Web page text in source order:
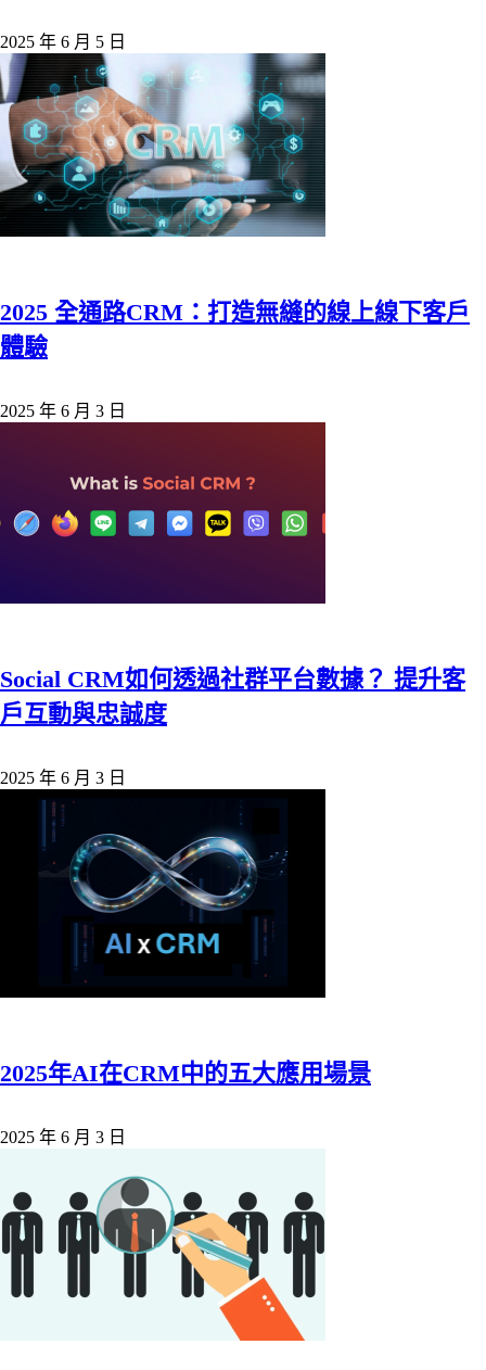
2025 年 6 月 5 日
2025 全通路CRM：打造無縫的線上線下客戶
體驗
2025 年 6 月 3 日
Social CRM如何透過社群平台數據？ 提升客
戶互動與忠誠度
2025 年 6 月 3 日
2025年AI在CRM中的五大應用場景
2025 年 6 月 3 日